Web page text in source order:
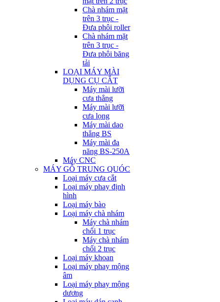
Chà nhám mặt
trên 3 trục -
Đưa phôi roller
Chà nhám mặt
trên 3 trục -
Đưa phôi băng
tải
LOẠI MÁY MÀI
DỤNG CỤ CẮT
Máy mài lưỡi
cưa thẳng
Máy mài lưỡi
cưa lọng
Máy mài dao
thẳng BS
Máy mài đa
năng BS-250A
Máy CNC
MÁY GỖ TRUNG QUÓC
Loại máy cưa cắt
Loại máy phay định
hình
Loại máy bào
Loại máy chà nhám
Máy chà nhám
chổi 1 trục
Máy chà nhám
chổi 2 trục
Loại máy khoan
Loại máy phay mộng
âm
Loại máy phay mộng
dương